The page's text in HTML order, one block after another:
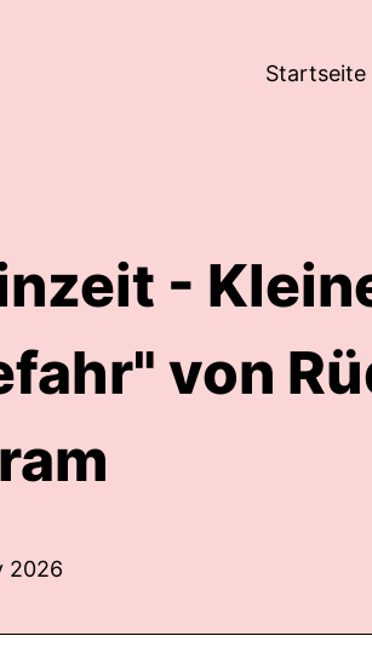
Startseite
-
von
2026